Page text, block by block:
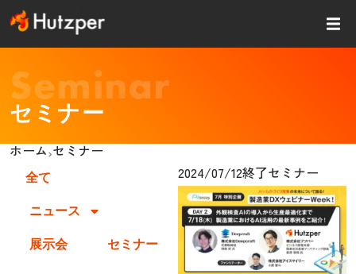
容
を
キッSeminar
セミナー
ホーム›セミナー
全て
ニュース
展示会 セミナー
2024/07/12終了セミナー